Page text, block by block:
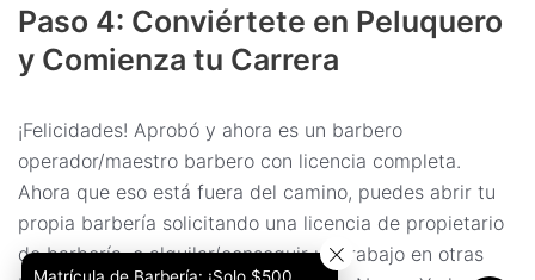
Paso 4: Conviértete en Peluquero
y Comienza tu Carrera
¡Felicidades! Aprobó y ahora es un barbero
operador/maestro barbero con licencia completa.
Ahora que eso está fuera del camino, puedes abrir tu
propia barbería solicitando una licencia de propietario
de barbería, o alquilar/conseguir un trabajo en otras